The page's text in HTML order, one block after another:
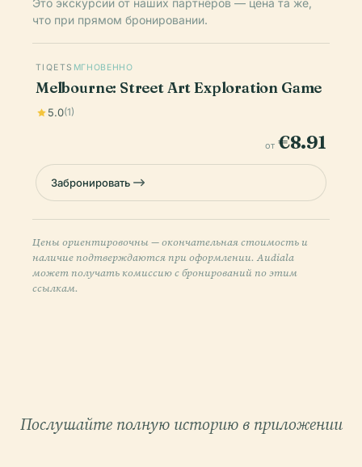
Это экскурсии от наших партнёров — цена та же,
что при прямом бронировании.
TIQETS МГНОВЕННО
Melbourne: Street Art Exploration Game
5.0(1)
от €8.91
Забронировать
Цены ориентировочны — окончательная стоимость и
наличие подтверждаются при оформлении. Audiala
может получать комиссию с бронирований по этим
ссылкам.
Послушайте полную историю в приложении